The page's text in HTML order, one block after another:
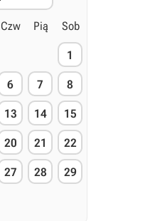
Czw Pią Sob
1
6 7 8
13 14 15
20 21 22
27 28 29